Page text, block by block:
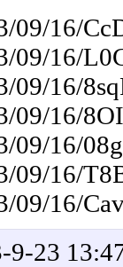
09/16/
09/16/
09/16/
09/16/
09/16/
09/16/
09/16/
9-23